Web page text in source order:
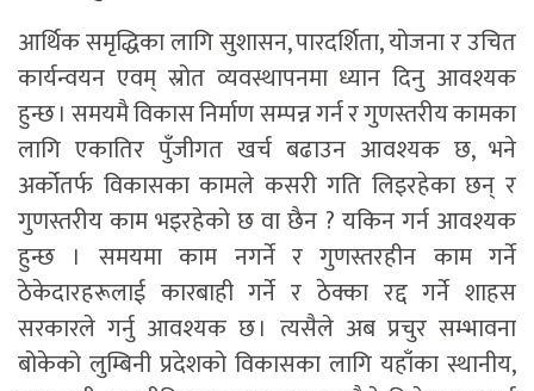
आर्थिक समृद्धिका लागि सुशासन, पारदर्शिता, योजना र उचित
कार्यन्वयन एवम् स्रोत व्यवस्थापनमा ध्यान दिनु आवश्यक
हुन्छ । समयमै विकास निर्माण सम्पन्न गर्न र गुणस्तरीय कामका
लागि एकातिर पुँजीगत खर्च बढाउन आवश्यक छ, भने
अर्कोतर्फ विकासका कामले कसरी गति लिइरहेका छन् र
गुणस्तरीय काम भइरहेको छ वा छैन ? यकिन गर्न आवश्यक
हुन्छ । समयमा काम नगर्ने र गुणस्तरहीन काम गर्ने
ठेकेदारहरूलाई कारबाही गर्ने र ठेक्का रद्द गर्ने शाहस
सरकारले गर्नु आवश्यक छ । त्यसैले अब प्रचुर सम्भावना
बोकेको लुम्बिनी प्रदेशको विकासका लागि यहाँका स्थानीय,